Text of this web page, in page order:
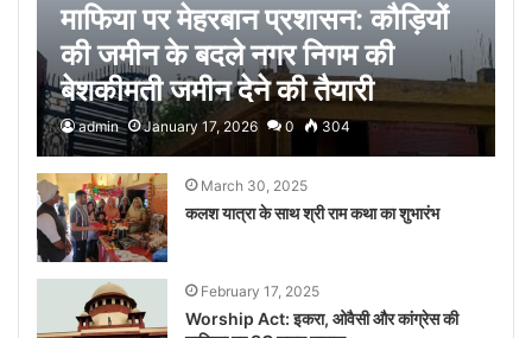
माफिया पर मेहरबान प्रशासन: कौड़ियों
की जमीन के बदले नगर निगम की
बेशकीमती जमीन देने की तैयारी
admin January 17, 2026 0 304
March 30, 2025
कलश यात्रा के साथ श्री राम कथा का शुभारंभ
February 17, 2025
Worship Act: इकरा, ओवैसी और कांग्रेस की